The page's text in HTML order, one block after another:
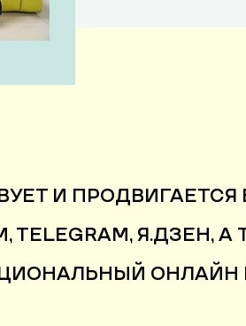
И
TELEGRAM, Я.ДЗЕН,
ОНЛАЙН